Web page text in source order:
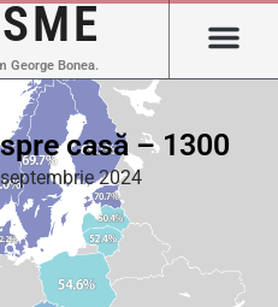
George Bonea.
casă – 1300
2024